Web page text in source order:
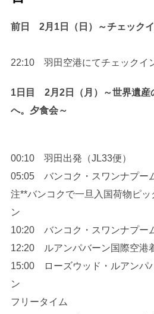
前日 2月1日（日）～チェック
22:10 羽田空港にてチェックイ
1日目 2月2日（月）～世界遺産
へ。夕食会～
00:10 羽田出発（JL33便）
05:05 バンコク・スワンナプ
注**バンコクで一旦入国荷物ピ
ン
10:20 バンコク・スワンナプー
12:20 ルアンパバーン国際空港
15:00 ローズウッド・ルアンパ
ン
フリータイム